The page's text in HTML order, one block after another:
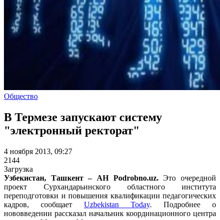
Общество
В Термезе запускают систему
"электронный ректорат"
4 ноября 2013, 09:27
2144
Загрузка
Узбекистан, Ташкент – АН Podrobno.uz.Это очередной
проект Сурхандарьинского областного института
переподготовки и повышения квалификации педагогических
кадров, сообщает Uzbekistan Today. Подробнее о
нововведении рассказал начальник координационного центра